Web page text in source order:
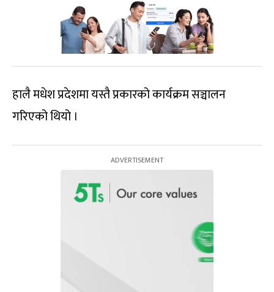
हालै मधेश प्रदेशमा यस्तै प्रकारको कार्यक्रम सञ्चालन
गरिएको थियो ।